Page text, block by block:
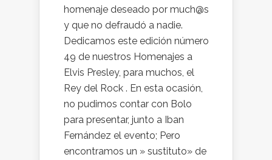
homenaje deseado por much@s
y que no defraudó a nadie.
Dedicamos este edición número
49 de nuestros Homenajes a
Elvis Presley, para muchos, el
Rey del Rock . En esta ocasión,
no pudimos contar con Bolo
para presentar, junto a Iban
Fernández el evento; Pero
encontramos un » sustituto» de